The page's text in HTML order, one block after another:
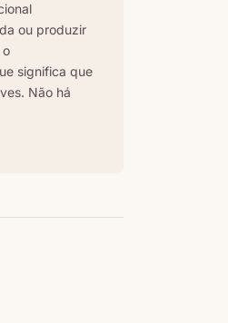
ou produzir
o
significa que
Não há